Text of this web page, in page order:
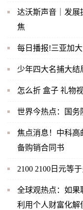
达沃斯声音｜发展
焦
每日播报!三亚加
少年四大名捕大结
怎么折 盒子 礼物
世界今热点：国务
焦点消息！中科高
备购销合同书
2100 2100日元等
全球观热点：如果
利用个人财富化解